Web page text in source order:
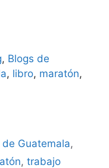
, Blogs de
, libro, maratón,
de Guatemala,
, trabajo